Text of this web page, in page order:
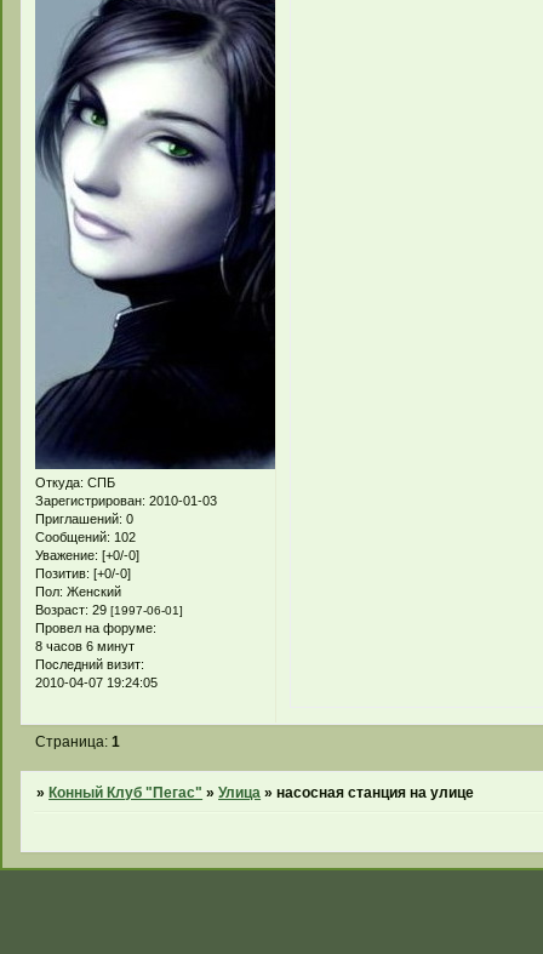
Откуда: СПБ
Зарегистрирован: 2010-01-03
Приглашений: 0
Сообщений: 102
Уважение: [+0/-0]
Позитив: [+0/-0]
Пол: Женский
Возраст: 29 [1997-06-01]
Провел на форуме:
8 часов 6 минут
Последний визит:
2010-04-07 19:24:05
Страница:1
» Конный Клуб "Пегас" »Улица »насосная станция на улице